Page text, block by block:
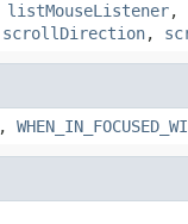
listMouseListener,
scrollDirection,
,